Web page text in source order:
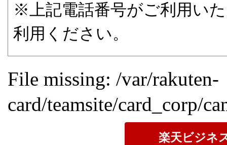
※上記電話番号がご利用い
利用ください。
File missing: /var/rakuten-
card/teamsite/card_corp/
楽天ビジネ